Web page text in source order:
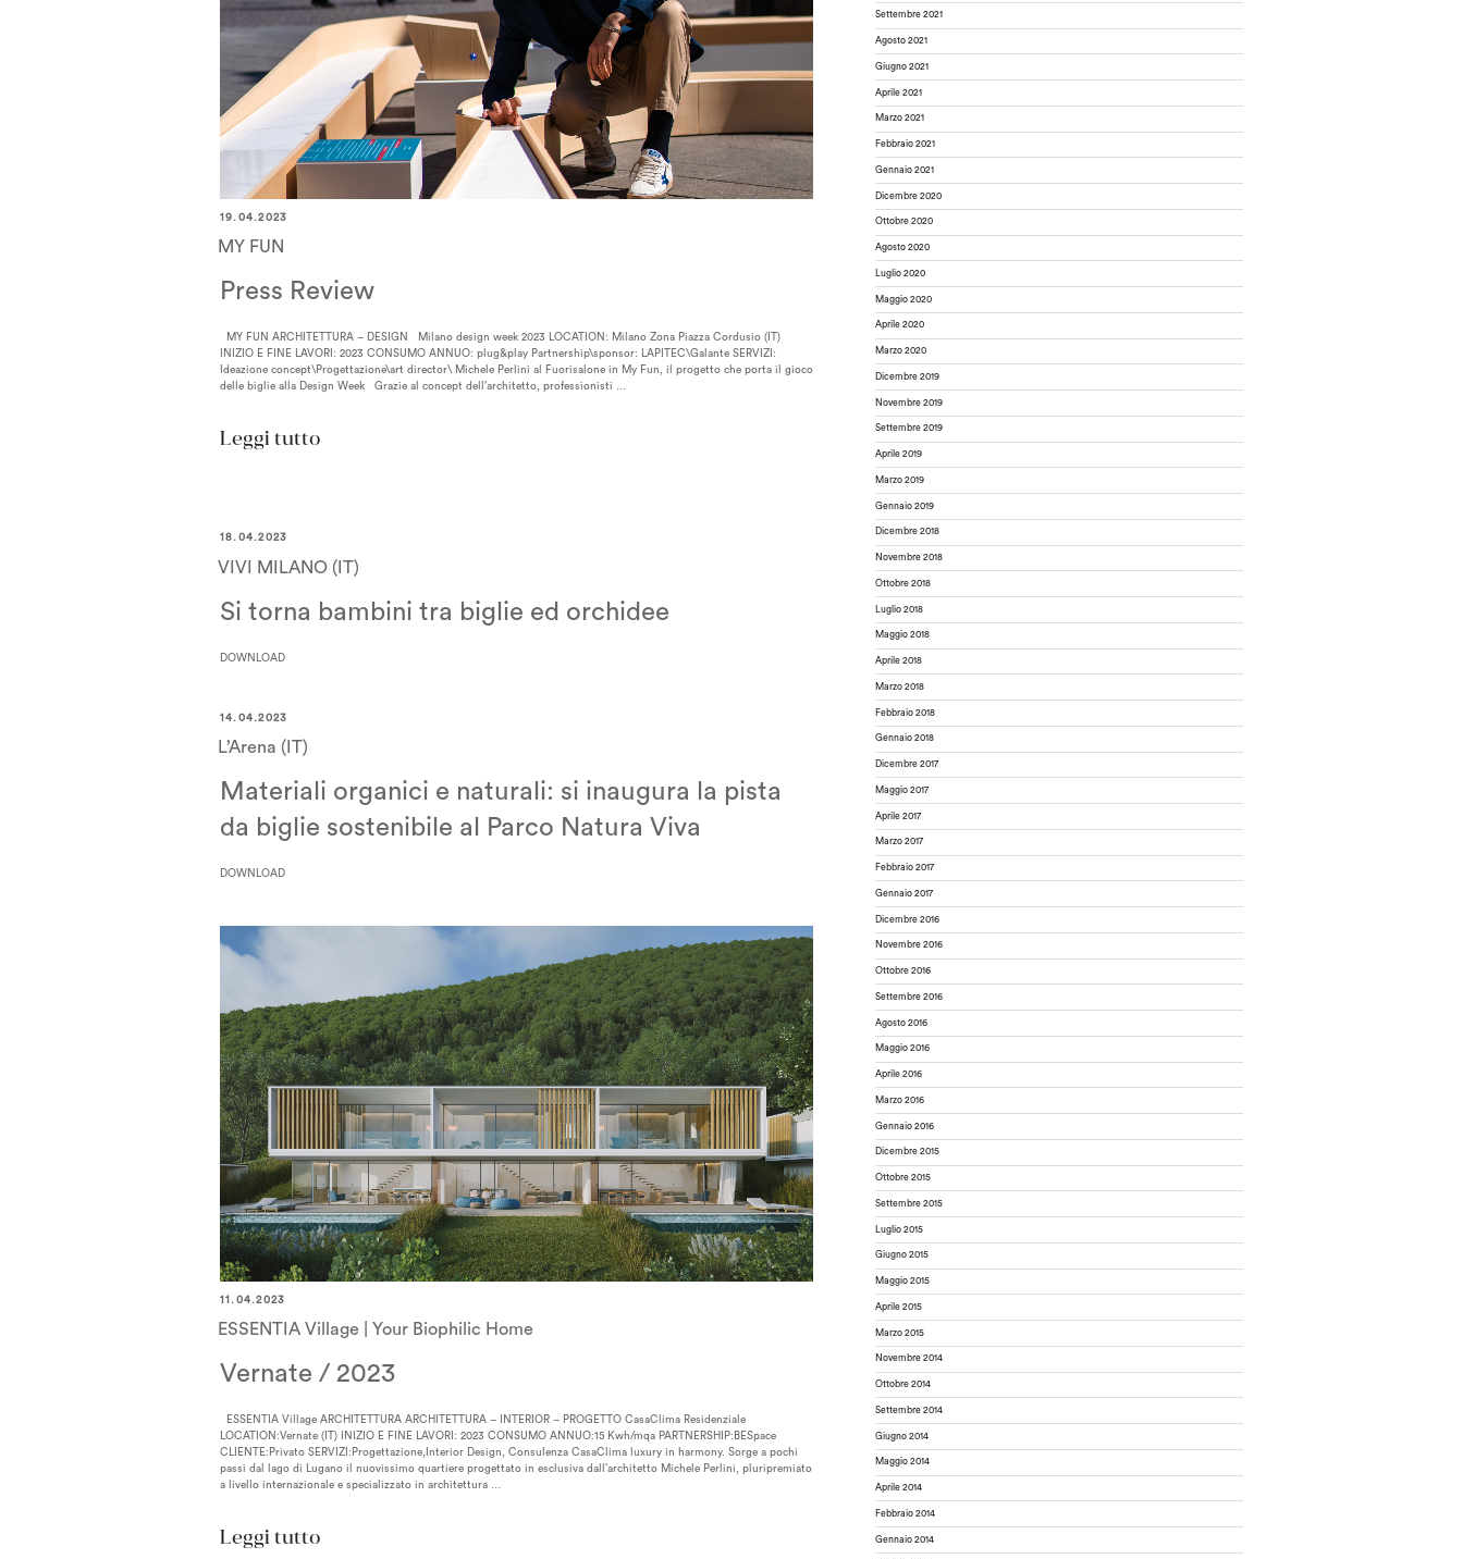
19.04.2023
MY FUN
Press Review
MY FUN ARCHITETTURA – DESIGN Milano design week 2023 LOCATION: Milano Zona Piazza Cordusio (IT)
INIZIO E FINE LAVORI: 2023 CONSUMO ANNUO: plug&play Partnership\sponsor: LAPITEC\Galante SERVIZI:
Ideazione concept\Progettazione\art director\ Michele Perlini al Fuorisalone in My Fun, il progetto che porta il gioco
delle biglie alla Design Week Grazie al concept dell’architetto, professionisti …
Leggi tutto
18.04.2023
VIVI MILANO (IT)
Si torna bambini tra biglie ed orchidee
DOWNLOAD
14.04.2023
L’Arena (IT)
Materiali organici e naturali: si inaugura la pista
da biglie sostenibile al Parco Natura Viva
DOWNLOAD
11.04.2023
ESSENTIA Village | Your Biophilic Home
Vernate / 2023
ESSENTIA Village ARCHITETTURA ARCHITETTURA – INTERIOR – PROGETTO CasaClima Residenziale
LOCATION:Vernate (IT) INIZIO E FINE LAVORI: 2023 CONSUMO ANNUO:15 Kwh/mqa PARTNERSHIP:BESpace
CLIENTE:Privato SERVIZI:Progettazione,Interior Design, Consulenza CasaClima luxury in harmony. Sorge a pochi
passi dal lago di Lugano il nuovissimo quartiere progettato in esclusiva dall’architetto Michele Perlini, pluripremiato
a livello internazionale e specializzato in architettura …
Leggi tutto
Settembre 2021
Agosto 2021
Giugno 2021
Aprile 2021
Marzo 2021
Febbraio 2021
Gennaio 2021
Dicembre 2020
Ottobre 2020
Agosto 2020
Luglio 2020
Maggio 2020
Aprile 2020
Marzo 2020
Dicembre 2019
Novembre 2019
Settembre 2019
Aprile 2019
Marzo 2019
Gennaio 2019
Dicembre 2018
Novembre 2018
Ottobre 2018
Luglio 2018
Maggio 2018
Aprile 2018
Marzo 2018
Febbraio 2018
Gennaio 2018
Dicembre 2017
Maggio 2017
Aprile 2017
Marzo 2017
Febbraio 2017
Gennaio 2017
Dicembre 2016
Novembre 2016
Ottobre 2016
Settembre 2016
Agosto 2016
Maggio 2016
Aprile 2016
Marzo 2016
Gennaio 2016
Dicembre 2015
Ottobre 2015
Settembre 2015
Luglio 2015
Giugno 2015
Maggio 2015
Aprile 2015
Marzo 2015
Novembre 2014
Ottobre 2014
Settembre 2014
Giugno 2014
Maggio 2014
Aprile 2014
Febbraio 2014
Gennaio 2014